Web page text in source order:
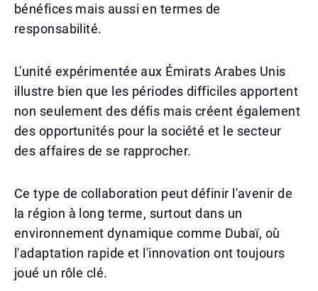
bénéfices mais aussi en termes de
responsabilité.
L'unité expérimentée aux Émirats Arabes Unis
illustre bien que les périodes difficiles apportent
non seulement des défis mais créent également
des opportunités pour la société et le secteur
des affaires de se rapprocher.
Ce type de collaboration peut définir l'avenir de
la région à long terme, surtout dans un
environnement dynamique comme Dubaï, où
l'adaptation rapide et l'innovation ont toujours
joué un rôle clé.